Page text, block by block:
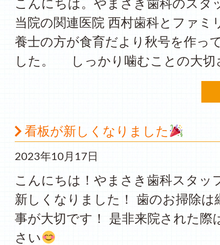
こんにちは。やまさき歯科のス
当院の関連医院 西村歯科とファミ
養士の方が食育だより秋号を作っ
した。 しっかり噛むことの大切
看板が新しくなりました
2023年10月17日
こんにちは！やまさき歯科スタッ
新しくなりました！ 歯のお掃除は
事が大切です！ 是非来院された際
さい